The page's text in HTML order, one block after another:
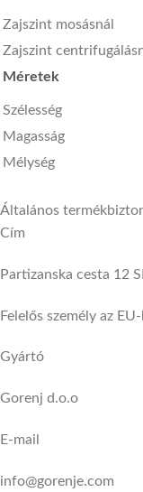
Zajszint mosásnál
Zajszint
Méretek
Szélesség
Magasság
Mélység
Általános
Cím
Partizanska cesta 12
Felelős személy az
Gyártó
Gorenj d.o.o
E-mail
info@gorenje.com